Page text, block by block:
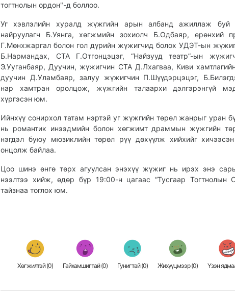
тогтнолын ордон"-д боллоо.
Уг хэвлэлийн хуралд жүжгийн арын албанд ажиллаж буй
найруулагч Б.Уянга, хөгжмийн зохиолч Б.Одбаяр, ерөнхий
Г.Мөнхжаргал болон гол дүрийн жүжигчид болох УДЭТ-ын
Б.Нармандах, СТА Г.Отгонцэцэг, “Найзууд театр”-ын
Э.Ууганбаяр, Дуучин, жүжигчин СТА Д.Лхагваа, Киви
дуучин Д.Уламбаяр, залуу жүжигчин П.Шүүдэрцэцэг,
нар хамтран оролцож, жүжгийн талаархи дэлгэрэнгүй
хүргэсэн юм.
Ийнхүү сонирхол татам нэртэй уг жүжгийн төрөл жанрыг уран
нь романтик инээдмийн болон хөгжимт драммын жүжгийн
нэгдэл буюу мюзиклийн төрөл рүү дөхүүлж хийхийг
онцолж байлаа.
Цоо шинэ өнгө төрх агуулсан энэхүү жүжиг нь ирэх энэ
нээлтээ хийж, өдөр бүр 19:00-н цагаас “Тусгаар Тогтнолын
тайзнаа тоглох юм.
Хөгжилтэй (0) Гайхамшигтай (0) Гунигтай (0) Жихүүцмээр (0) Үзэн